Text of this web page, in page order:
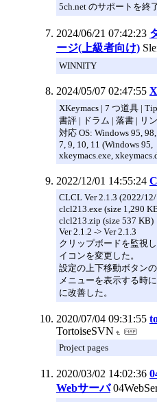
5ch.net のサポートを終
2024/06/21 07:42:23
ージ(上級者向け)
WINNITY
2024/05/07 02:47:55
XKeymacs | 7 つ道具 |
書評 | ドラム | 落書 | リ
対応 OS: Windows 95,
7, 9, 10, 11 (Windows 95,
xkeymacs.exe,
2022/12/01 14:55:24
CLCL Ver 2.1.3 (2022/
clcl213.exe (size 1,290
clcl213.zip (size 537 KB)
Ver 2.1.2 -> Ver 2.1.3
クリップボードを監視
イコンを変更した。
設定の上下移動ボタンの
メニューを表示する時
に改善した。
2020/07/04 09:31:55
TortoiseSVN
Project pages
2020/03/02 14:02:36
Webサーバ